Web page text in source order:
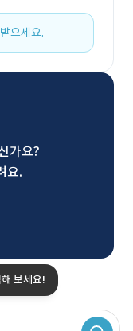
으세요.
가요?
요.
보세요!